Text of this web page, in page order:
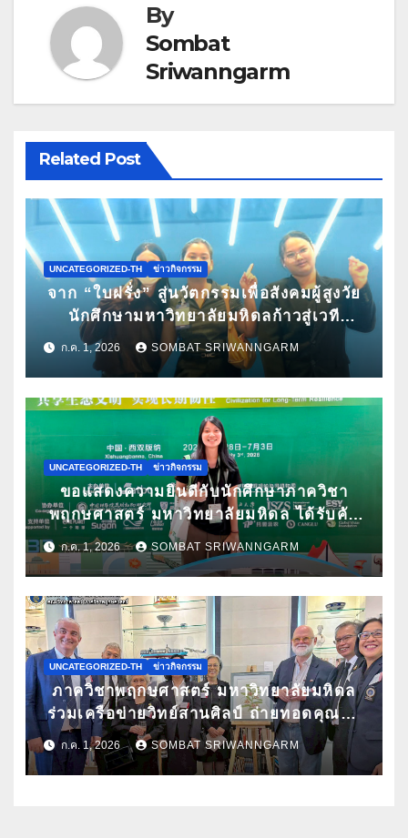
By
Sombat
Sriwanngarm
Related Post
UNCATEGORIZED-TH ข่าวกิจกรรม
จาก “ใบฝรั่ง” สู่นวัตกรรมเพื่อสังคมผู้สูงวัย
นักศึกษามหาวิทยาลัยมหิดลก้าวสู่เวที
Pitching ระดับนานาชาติ ในงาน World
Spa & Well-being Congress 2026
ก.ค. 1, 2026 SOMBAT SRIWANNGARM
UNCATEGORIZED-TH ข่าวกิจกรรม
ขอแสดงความยินดีกับนักศึกษาภาควิชา
พฤกษศาสตร์ มหาวิทยาลัยมหิดล ได้รับคัด
เลือกนำเสนอผลงานวิจัยในการประชุม
วิชาการนานาชาติ ATBC 2026 พร้อมรับ
ก.ค. 1, 2026 SOMBAT SRIWANNGARM
UNCATEGORIZED-TH ข่าวกิจกรรม
ภาควิชาพฤกษศาสตร์ มหาวิทยาลัยมหิดล
ร่วมเครือข่ายวิทย์สานศิลป์ ถ่ายทอดคุณค่า
กล้วยไม้ไทยผ่านงานศิลปะ ในนิทรรศการ
“กล้วยไม้แห่งสยามนามไซเดนฟาเดน” ณ
ก.ค. 1, 2026 SOMBAT SRIWANNGARM